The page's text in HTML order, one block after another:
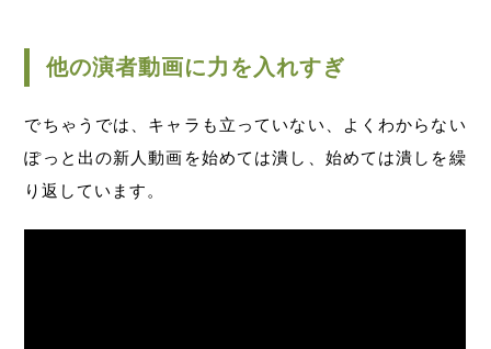
他の演者動画に力を入れすぎ
でちゃうでは、キャラも立っていない、よくわからない
ぽっと出の新人動画を始めては潰し、始めては潰しを繰
り返しています。